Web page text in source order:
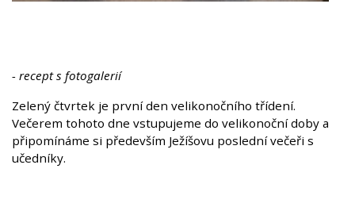
- recept s fotogalerií
Zelený čtvrtek je první den velikonočního třídení.
Večerem tohoto dne vstupujeme do velikonoční doby a
připomínáme si především Ježíšovu poslední večeři s
učedníky.